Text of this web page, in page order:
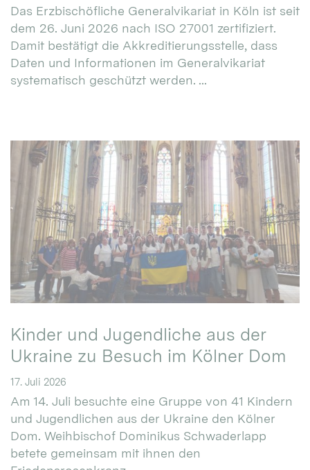
Das Erzbischöfliche Generalvikariat in Köln ist seit
dem 26. Juni 2026 nach ISO 27001 zertifiziert.
Damit bestätigt die Akkreditierungsstelle, dass
Daten und Informationen im Generalvikariat
systematisch geschützt werden. ...
Kinder und Jugendliche aus der
Ukraine zu Besuch im Kölner Dom
17. Juli 2026
Am 14. Juli besuchte eine Gruppe von 41 Kindern
und Jugendlichen aus der Ukraine den Kölner
Dom. Weihbischof Dominikus Schwaderlapp
betete gemeinsam mit ihnen den